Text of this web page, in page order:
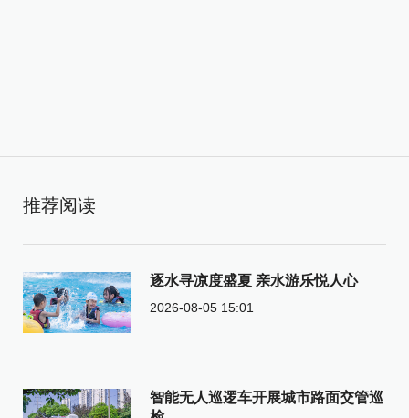
推荐阅读
逐水寻凉度盛夏 亲水游乐悦人心
2026-08-05 15:01
智能无人巡逻车开展城市路面交管巡